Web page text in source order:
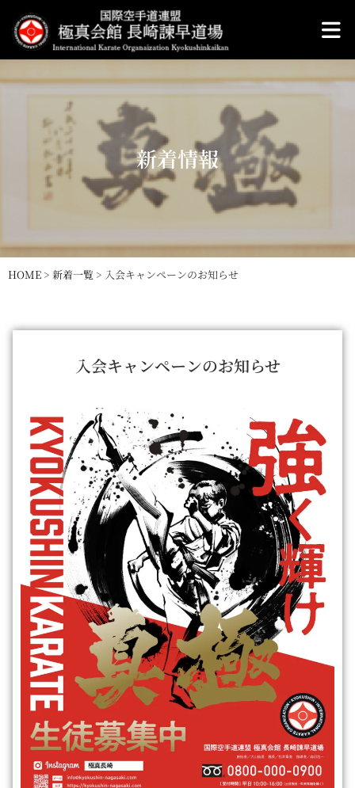
新着情報
HOME > 新着一覧 > 入会キャンペーンのお知らせ
入会キャンペーンのお知らせ